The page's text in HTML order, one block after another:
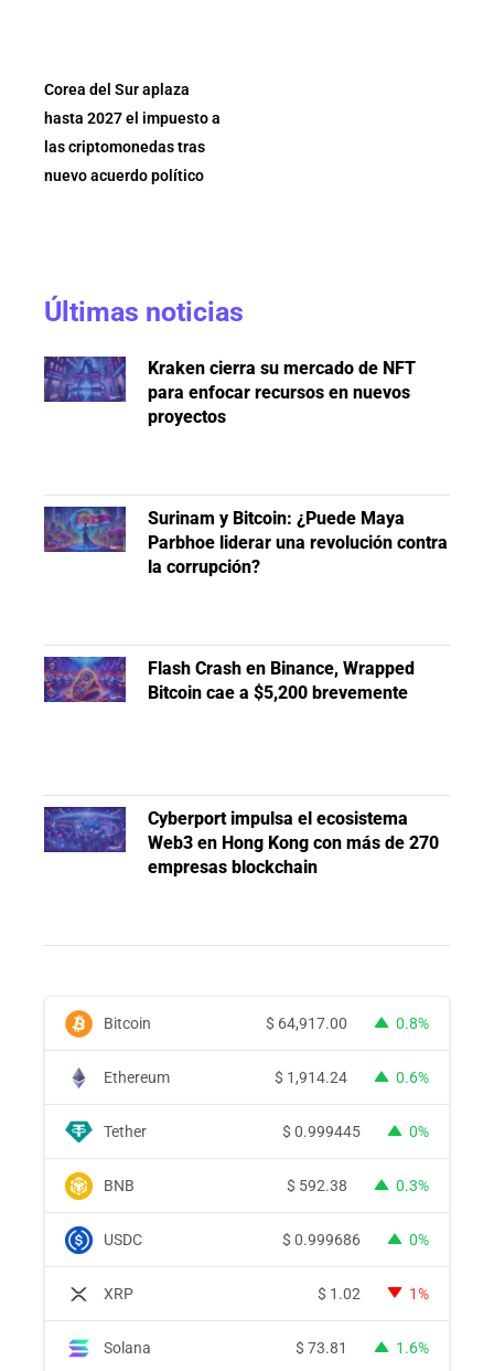
Corea del Sur aplaza
hasta 2027 el impuesto a
las criptomonedas tras
nuevo acuerdo político
Últimas noticias
Kraken cierra su mercado de NFT
para enfocar recursos en nuevos
proyectos
Surinam y Bitcoin: ¿Puede Maya
Parbhoe liderar una revolución contra
la corrupción?
Flash Crash en Binance, Wrapped
Bitcoin cae a $5,200 brevemente
Cyberport impulsa el ecosistema
Web3 en Hong Kong con más de 270
empresas blockchain
Bitcoin $ 64,917.00 0.8%
Ethereum $ 1,914.24 0.6%
Tether $ 0.999445 0%
BNB $ 592.38 0.3%
USDC $ 0.999686 0%
XRP $ 1.02 1%
Solana $ 73.81 1.6%